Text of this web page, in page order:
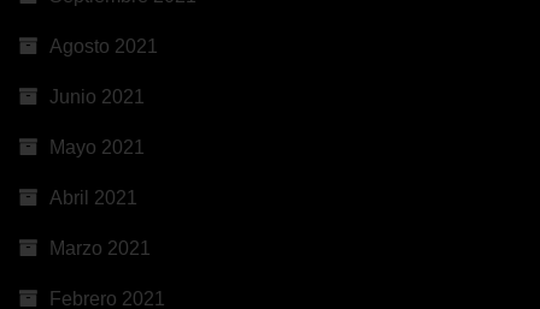
Agosto 2021
Junio 2021
Mayo 2021
Abril 2021
Marzo 2021
Febrero 2021